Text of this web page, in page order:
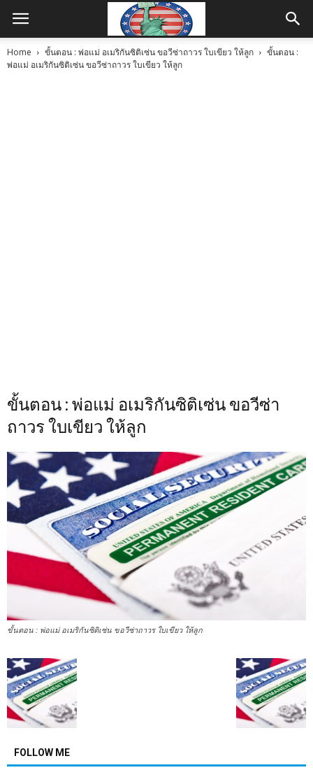
Home ขั้นตอน : พ่อแม่ อเมริกันซิติเซ่น ขอวีซ่าถาวร ใบเขียว ให้ลูก
ขั้นตอน :
พ่อแม่ อเมริกันซิติเซ่น ขอวีซ่าถาวร ใบเขียว ให้ลูก
ขั้นตอน : พ่อแม่ อเมริกันซิติเซ่น ขอวีซ่า
ถาวร ใบเขียว ให้ลูก
ขั้นตอน : พ่อแม่ อเมริกันซิติเซ่น ขอวีซ่าถาวร ใบเขียว ให้ลูก
FOLLOW ME